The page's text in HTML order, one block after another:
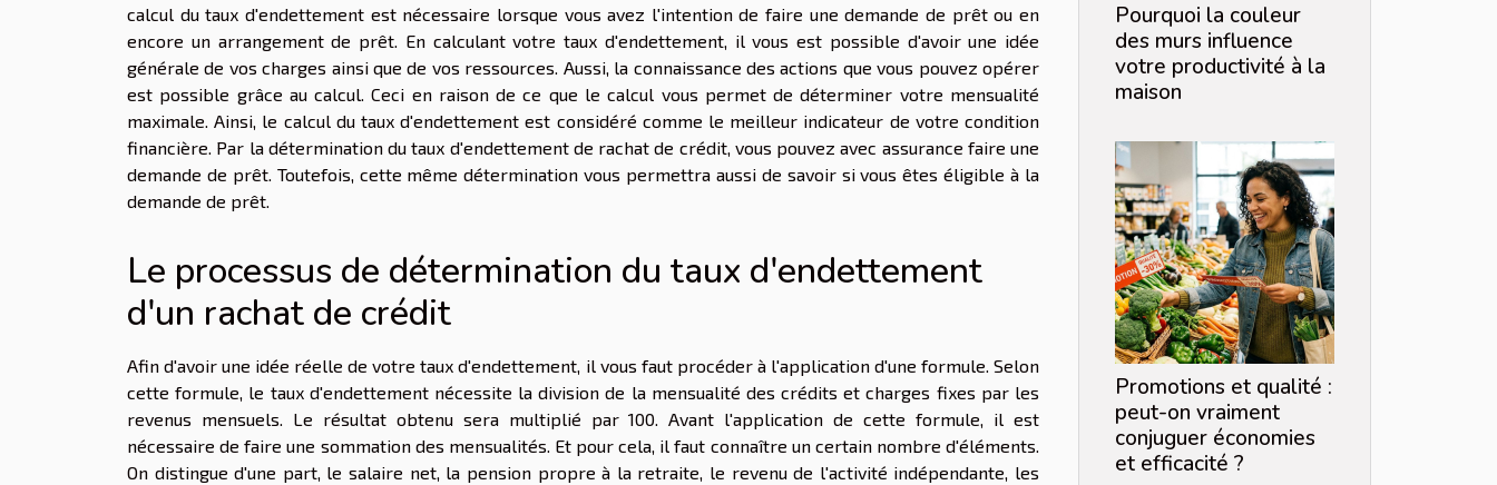
calcul du taux d'endettement est nécessaire lorsque vous avez l'intention de faire une demande de prêt ou en
encore un arrangement de prêt. En calculant votre taux d'endettement, il vous est possible d'avoir une idée
générale de vos charges ainsi que de vos ressources. Aussi, la connaissance des actions que vous pouvez opérer
est possible grâce au calcul. Ceci en raison de ce que le calcul vous permet de déterminer votre mensualité
maximale. Ainsi, le calcul du taux d'endettement est considéré comme le meilleur indicateur de votre condition
financière. Par la détermination du taux d'endettement de rachat de crédit, vous pouvez avec assurance faire une
demande de prêt. Toutefois, cette même détermination vous permettra aussi de savoir si vous êtes éligible à la
demande de prêt.
Le processus de détermination du taux d'endettement
d'un rachat de crédit
Afin d'avoir une idée réelle de votre taux d'endettement, il vous faut procéder à l'application d'une formule. Selon
cette formule, le taux d'endettement nécessite la division de la mensualité des crédits et charges fixes par les
revenus mensuels. Le résultat obtenu sera multiplié par 100. Avant l'application de cette formule, il est
nécessaire de faire une sommation des mensualités. Et pour cela, il faut connaître un certain nombre d'éléments.
On distingue d'une part, le salaire net, la pension propre à la retraite, le revenu de l'activité indépendante, les
Pourquoi la couleur
des murs influence
votre productivité à la
maison
Promotions et qualité :
peut-on vraiment
conjuguer économies
et efficacité ?